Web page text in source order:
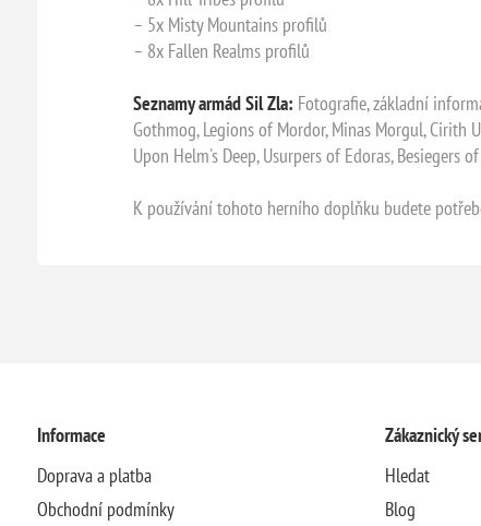
– 5x Misty Mountains profilů
– 8x Fallen Realms profilů
Seznamy armád Sil Zla: Fotografie, základní
Gothmog, Legions of Mordor, Minas Morgul, Cirith
Upon Helm's Deep, Usurpers of Edoras, Besiegers
K používání tohoto herního doplňku budete
Informace
Doprava a platba
Obchodní podmínky
Zákaznický
Hledat
Blog